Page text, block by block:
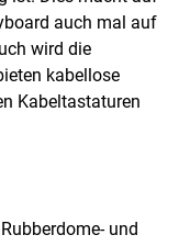
auch mal auf
wird die
kabellose
Kabeltastaturen
und